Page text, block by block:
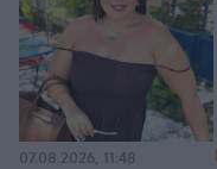
07.08.2026, 11:48